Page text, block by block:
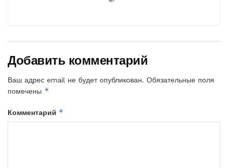
Добавить комментарий
Ваш адрес email не будет опубликован. Обязательные поля
помечены *
Комментарий *